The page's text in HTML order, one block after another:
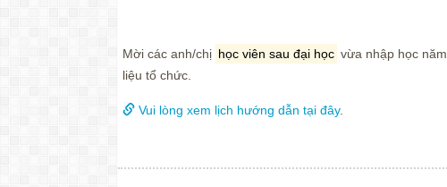
Mời các anh/chị học viên sau đại học vừa nhập học năm
liệu tổ chức.
Vui lòng xem lịch hướng dẫn tại đây.